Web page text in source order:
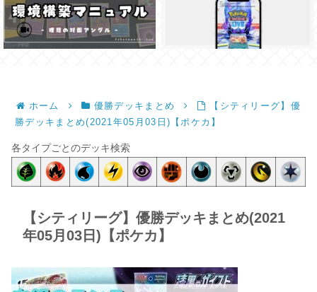
ホーム 優勝デッキまとめ
【シティリーグ】優
勝デッキまとめ(2021年05月03日)【ポケカ】
各タイプごとのデッキ検索
【シティリーグ】優勝デッキまとめ(2021
年05月03日)【ポケカ】